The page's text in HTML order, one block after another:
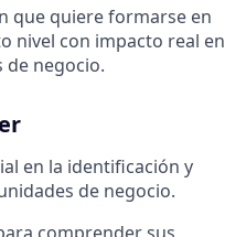
que quiere formarse en
nivel con impacto real en
negocio.
en la identificación y
de negocio.